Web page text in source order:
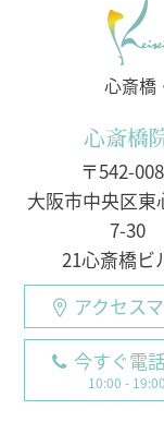
心斎橋
心斎橋
〒542-
大阪市中央区東
7-30
21心斎橋ビ
アクセス
今すぐ電
10:00 - 19:00